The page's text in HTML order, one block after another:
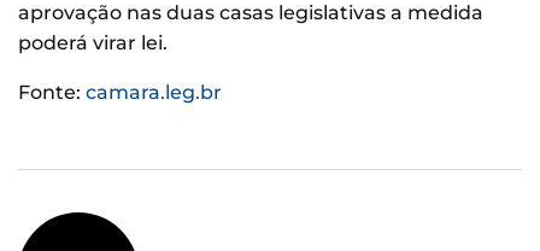
aprovação nas duas casas legislativas a medida
poderá virar lei.
Fonte: camara.leg.br